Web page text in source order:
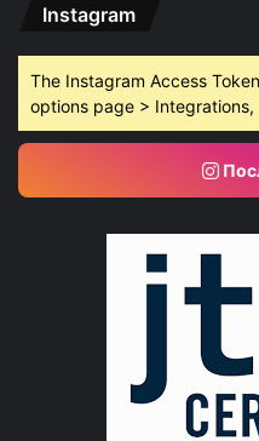
Instagram
The Instagram Access
options page >